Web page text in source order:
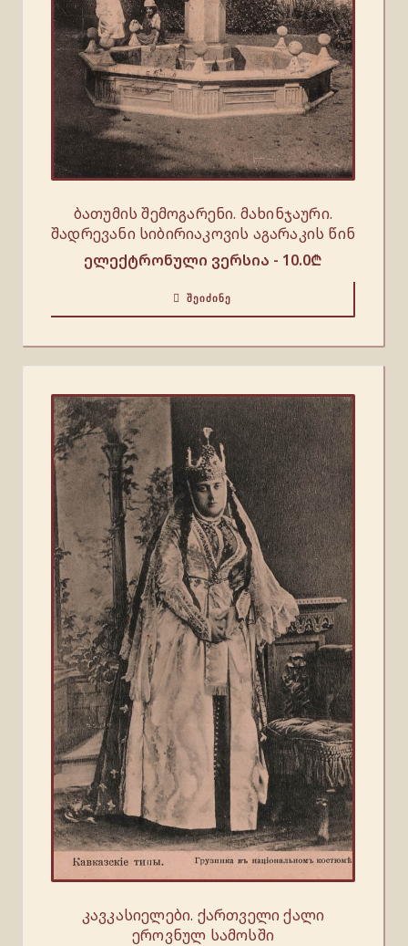
ბათუმის შემოგარენი. მახინჯაური.
შადრევანი სიბირიაკოვის აგარაკის წინ
ელექტრონული ვერსია - 10.0₾
ᲨᲔᲘᲫᲘᲜᲔ
კავკასიელები. ქართველი ქალი
ეროვნულ სამოსში